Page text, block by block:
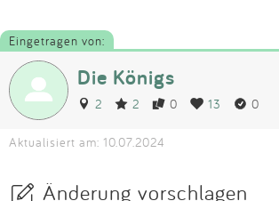
Eingetragen von:
Die Königs
2 2 0 13 0
Aktualisiert am: 10.07.2024
Änderung vorschlagen